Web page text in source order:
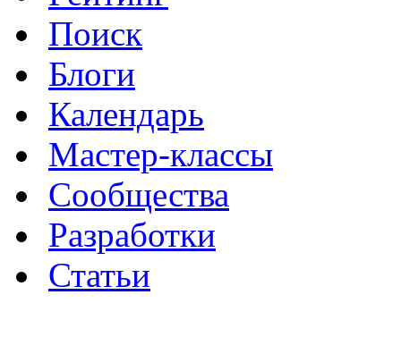
Поиск
Блоги
Календарь
Мастер-классы
Сообщества
Разработки
Статьи